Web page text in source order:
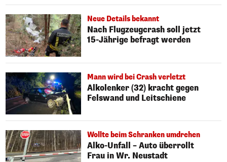
Neue Details bekannt
Nach Flugzeugcrash soll jetzt
15-Jährige befragt werden
Mann wird bei Crash verletzt
Alkolenker (32) kracht gegen
Felswand und Leitschiene
Wollte beim Schranken umdrehen
Alko-Unfall – Auto überrollt
Frau in Wr. Neustadt